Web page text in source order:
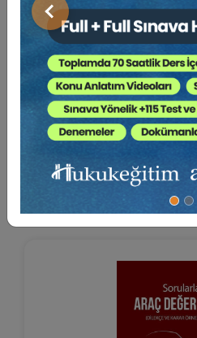
Önceki
Miras Hukuku Davaları
Filiz BERBEROĞLU YENİPINAR
600 TL